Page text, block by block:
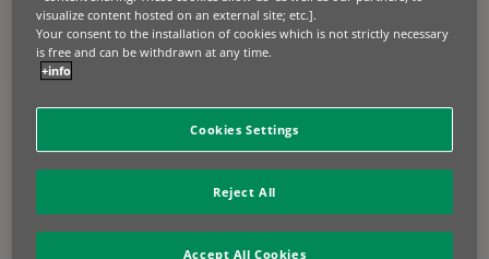
Paribasdéclare : « Je tiens à remercier Charlotte Dennery pour
l’impulsion qu’elle a su pleinement donner ces 6 dernières années à
BNP Paribas Leasing Solutions permettant l’expansion et la
transformation de l’activité. Forte de son expertise et de sa bonne
connaissance du Groupe, Isabelle Loc dispose des atouts nécessaires
l’économie réelle. »
Isabelle Loc, 38 ans, occupait depuis 2018 le poste de Responsable du
département Real Assets pour la région EMEA de BNP Paribas CIB
(Capital Markets) spécialisé dans le conseil et le financement des
secteurs de l’énergie, les infrastructures, le transport et l’immobilier.
De 2016 à 2018, Isabelle Loc était senior banker, en charge de clients
stratégiques de BNP Paribas. Elle a rejoint le Groupe BNP Paribas en
2010, au sein des équipes Global Equity & Commodity Derivatives de
visualize content hosted on an external site; etc.].
Your consent to the installation of cookies which is not strictly necessary
is free and can be withdrawn at any time.
+info
Cookies Settings
Reject All
Accept All Cookies